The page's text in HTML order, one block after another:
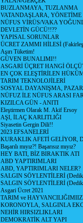
BUZLANMAYA, TUZLANMA
VATANDAŞLARA,
NÜFUS VİRÜS/VAKA
DEVLETİN GÜCÜ!!??
YAPISAL SORUNLAR
ÜCRET ZAMMI HİLESİ
Aşırı Tüketim!
GÜVEN BUNALIMI!!
ASGARİ ÜÇRET HANGİ
EN ÇOK ELEŞTİRİLEN
TARIM TEKNOLOJİLERİ
SOSYAL DAYANIŞMA,
NÜFUZ İLE NÜFUS ARASI
KIZILCA GÜN - ANITI
Eleştirmen Olarak M. Akif Ersoy
AŞI, İLAÇ KARLITLIĞI
Siyasetin Gergin Dili!!
2023 EFSANELERİ
KURAKLIK AFETİ GELİYOR,
Başarılı mıyız?! Başarısız mıyız?
HEY BATI, BİZ BIRAKTIK ATI
ABD YAPTIRIMLARI
ABD, YAPTIRIMLARI NELER?
SALGIN SÖYLENTİLERİ
SALGIN SÖYLENTİLERİ
Asgari Ücret 2021
TARIM ve
KORONOYLA, SALGINLA
NEHİR HIRSIZLIKLARI
DEMOKRATİK ALT YAPI